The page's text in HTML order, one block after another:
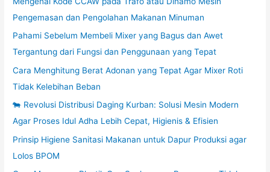
Pengemasan dan Pengolahan Makanan Minuman
Pahami Sebelum Membeli Mixer yang Bagus dan Awet
Tergantung dari Fungsi dan Penggunaan yang Tepat
Cara Menghitung Berat Adonan yang Tepat Agar Mixer Roti
Tidak Kelebihan Beban
🐄 Revolusi Distribusi Daging Kurban: Solusi Mesin Modern
Agar Proses Idul Adha Lebih Cepat, Higienis & Efisien
Prinsip Higiene Sanitasi Makanan untuk Dapur Produksi agar
Lolos BPOM